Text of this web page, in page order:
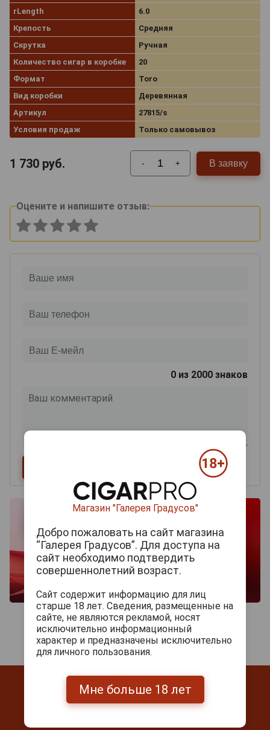
rLength
6.0
Крепость
Средняя
Скрутка
Ручная
Количество сигар в коробке
20
Формат
Toro
Вид коробки
Деревянная
Артикул
27815/s
Условия продаж
Только самовывоз
1 730 руб. - + В заявку
Оцените и напишите отзыв:
0 из 2000 знаков
Магазин "Галерея Градусов"
Добро пожаловать на сайт магазина
“Галерея Градусов”. Для доступа на
сайт необходимо подтвердить
совершеннолетний возраст.
Сайт содержит информацию для лиц
старше 18 лет. Сведения, размещенные на
сайте, не являются рекламой, носят
исключительно информационный
характер и предназначены исключительно
для личного пользования.
Мне больше 18 лет